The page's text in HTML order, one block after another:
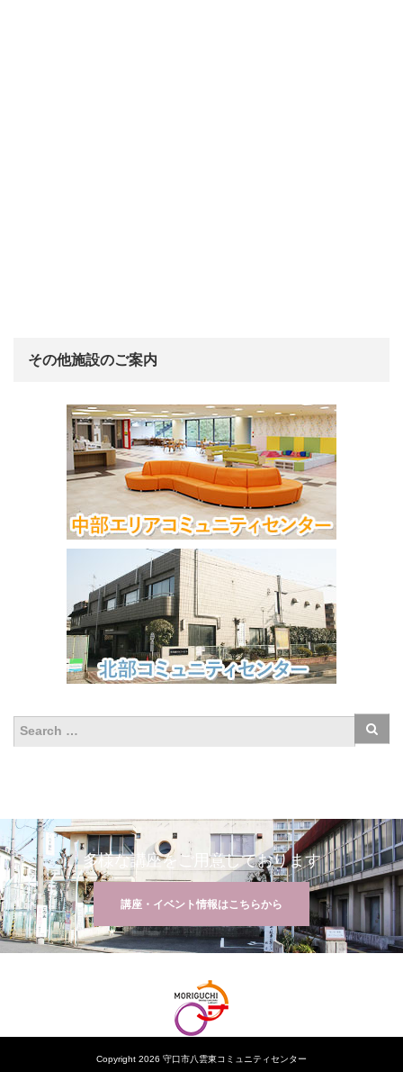
その他施設のご案内
多様な講座をご用意しております
講座・イベント情報はこちらから
Copyright 2026 守口市八雲東コミュニティセンター